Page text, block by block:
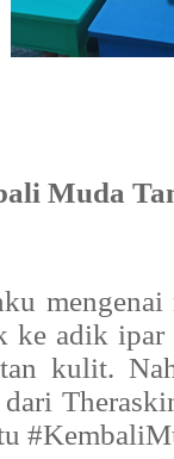
Muda
ke adik
kulit.